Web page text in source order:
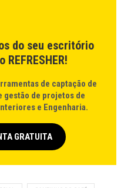
do seu escritório
de captação de
de projetos de
e Engenharia.
GRATUITA